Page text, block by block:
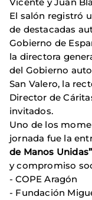
Vicente y Juan
El salón registró
de destacadas
Gobierno de
la directora
del Gobierno
San Valero, la
Director de
invitados.
Uno de los
jornada fue la
de Manos Unidas”
y compromiso
- COPE Aragón
- Fundación